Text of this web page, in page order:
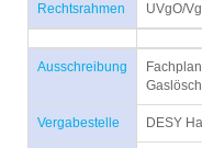
Rechtsrahmen UVgO/
Ausschreibung
Vergabestelle DESY